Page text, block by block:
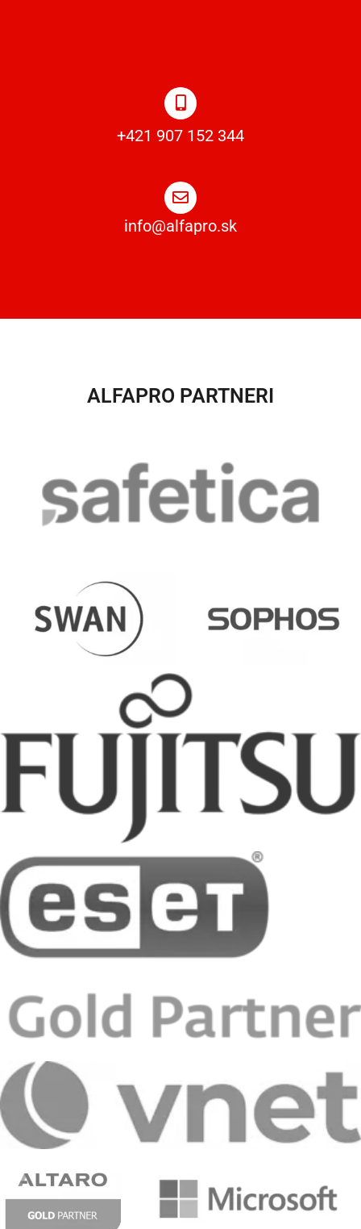
+421 907 152 344
info@alfapro.sk
ALFAPRO PARTNERI​